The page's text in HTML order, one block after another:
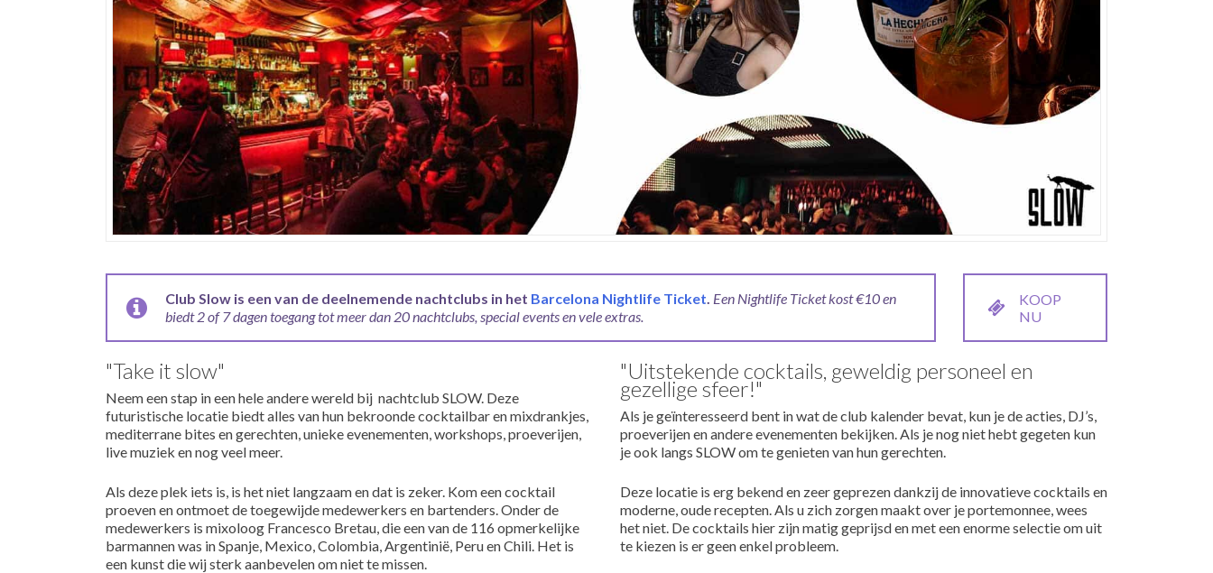
Club Slow is een van de deelnemende nachtclubs in het Barcelona Nightlife Ticket. Een Nightlife Ticket kost €10 en
biedt 2 of 7 dagen toegang tot meer dan 20 nachtclubs, special events en vele extras.
KOOP
NU
"Take it slow"
Neem een stap in een hele andere wereld bij nachtclub SLOW. Deze
futuristische locatie biedt alles van hun bekroonde cocktailbar en mixdrankjes,
mediterrane bites en gerechten, unieke evenementen, workshops, proeverijen,
live muziek en nog veel meer.
Als deze plek iets is, is het niet langzaam en dat is zeker. Kom een cocktail
proeven en ontmoet de toegewijde medewerkers en bartenders. Onder de
medewerkers is mixoloog Francesco Bretau, die een van de 116 opmerkelijke
barmannen was in Spanje, Mexico, Colombia, Argentinië, Peru en Chili. Het is
een kunst die wij sterk aanbevelen om niet te missen.
"Uitstekende cocktails, geweldig personeel en
gezellige sfeer!"
Als je geïnteresseerd bent in wat de club kalender bevat, kun je de acties, DJ’s,
proeverijen en andere evenementen bekijken. Als je nog niet hebt gegeten kun
je ook langs SLOW om te genieten van hun gerechten.
Deze locatie is erg bekend en zeer geprezen dankzij de innovatieve cocktails en
moderne, oude recepten. Als u zich zorgen maakt over je portemonnee, wees
het niet. De cocktails hier zijn matig geprijsd en met een enorme selectie om uit
te kiezen is er geen enkel probleem.